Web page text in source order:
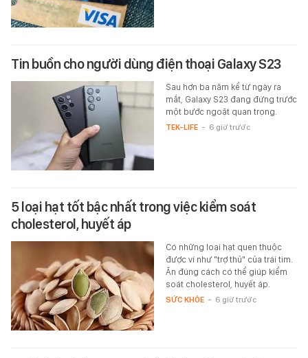
Tin buồn cho người dùng điện thoại Galaxy S23
Sau hơn ba năm kể từ ngày ra
mắt, Galaxy S23 đang đứng trước
một bước ngoặt quan trọng.
TEK-LIFE - 6 giờ trước
5 loại hạt tốt bậc nhất trong việc kiểm soát
cholesterol, huyết áp
Có những loại hạt quen thuộc
được ví như "trợ thủ" của trái tim.
Ăn đúng cách có thể giúp kiểm
soát cholesterol, huyết áp.
SỨC KHỎE - 6 giờ trước